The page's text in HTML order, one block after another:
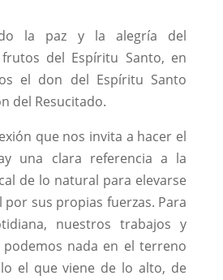
la paz y la alegría del
del Espíritu Santo, en
el don del Espíritu Santo
del Resucitado.
que nos invita a hacer el
una clara referencia a la
de lo natural para elevarse
sus propias fuerzas. Para
nuestros trabajos y
nada en el terreno
el que viene de lo alto, de